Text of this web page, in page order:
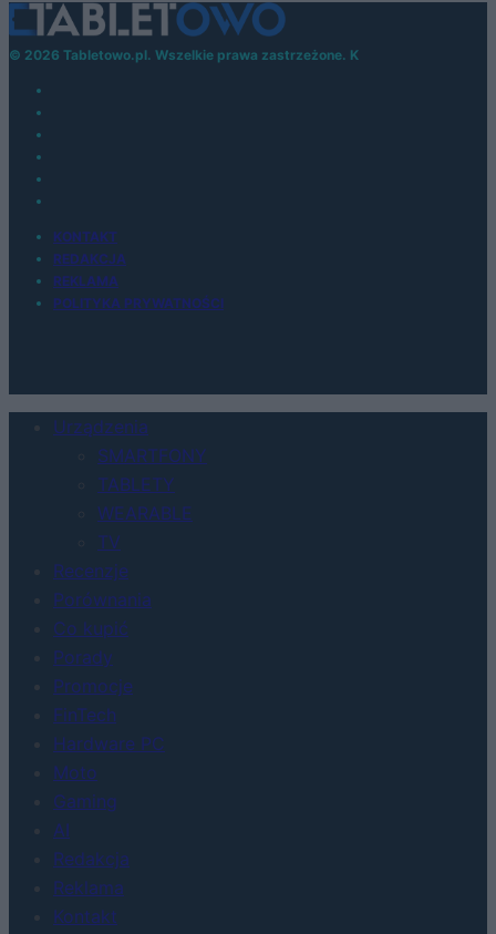
© 2026 Tabletowo.pl. Wszelkie prawa zastrzeżone. K
KONTAKT
REDAKCJA
REKLAMA
POLITYKA PRYWATNOŚCI
Urządzenia
SMARTFONY
TABLETY
WEARABLE
TV
Recenzje
Porównania
Co kupić
Porady
Promocje
FinTech
Hardware PC
Moto
Gaming
AI
Redakcja
Reklama
Kontakt